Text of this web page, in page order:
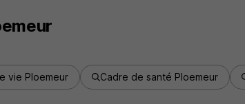
vie Ploemeur Cadre de santé Ploemeur